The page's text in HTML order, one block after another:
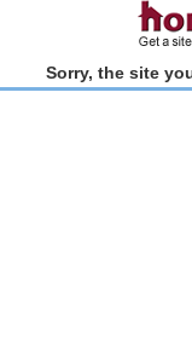
Sorry, the site